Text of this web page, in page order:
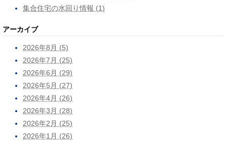
集合住宅の水回り情報 (1)
アーカイブ
2026年8月 (5)
2026年7月 (25)
2026年6月 (29)
2026年5月 (27)
2026年4月 (26)
2026年3月 (28)
2026年2月 (25)
2026年1月 (26)